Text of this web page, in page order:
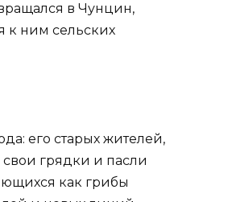
в Чунцин,
к ним сельских
его старых жителей,
грядки и пасли
как грибы